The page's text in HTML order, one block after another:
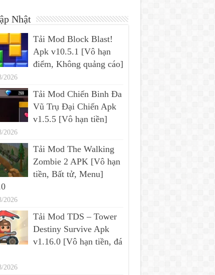
Nhật
Tải Mod Block Blast!
Apk v10.5.1 [Vô hạn
điểm, Không quảng cáo]
2026
Tải Mod Chiến Binh Đa
Vũ Trụ Đại Chiến Apk
v1.5.5 [Vô hạn tiền]
2026
Tải Mod The Walking
Zombie 2 APK [Vô hạn
tiền, Bất tử, Menu]
2026
Tải Mod TDS – Tower
Destiny Survive Apk
v1.16.0 [Vô hạn tiền, đá
2026